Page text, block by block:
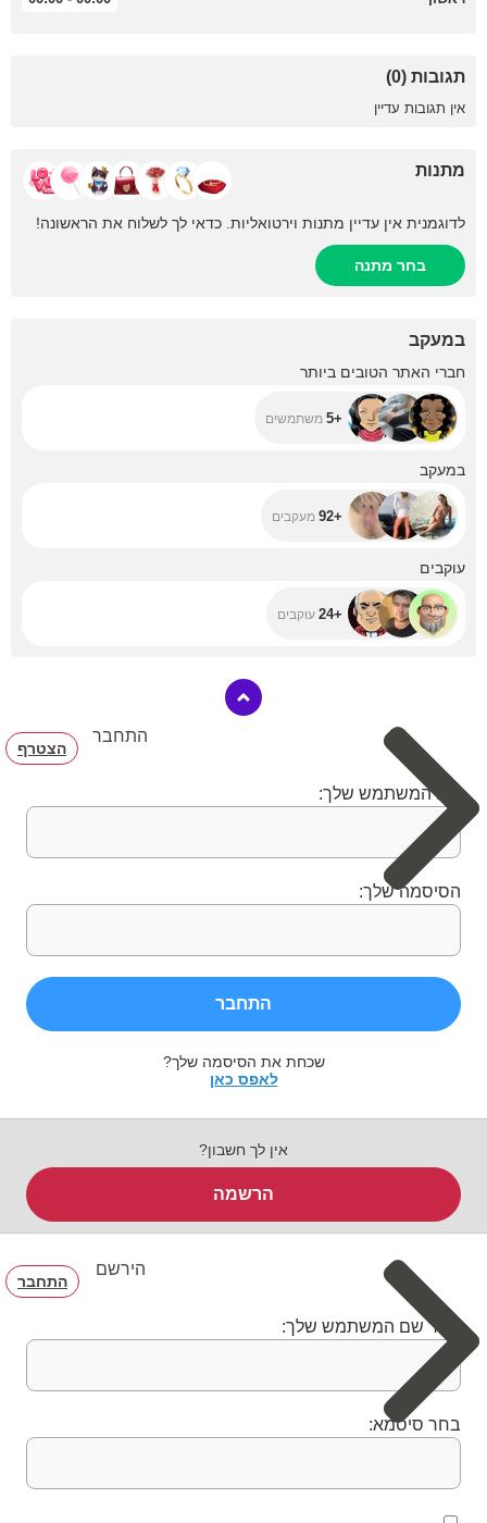
תגובות (0)
אין תגובות עדיין
מתנות
לדוגמנית אין עדיין מתנות וירטואליות. כדאי לך לשלוח את הראשונה!
בחר מתנה
במעקב
חברי האתר הטובים ביותר
+5
+5 משתמשים
במעקב
+92 מעקבים
עוקבים
+24 עוקבים
התחבר
הצטרף
שם המשתמש שלך:
הסיסמה שלך:
התחבר
שכחת את הסיסמה שלך?
לאפס כאן
אין לך חשבון?
הרשמה
הירשם
התחבר
בחר שם המשתמש שלך:
בחר סיסמא: